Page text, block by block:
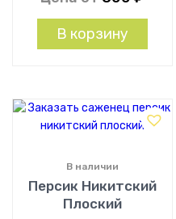
В корзину
Персик Никитский
Плоский
В наличии